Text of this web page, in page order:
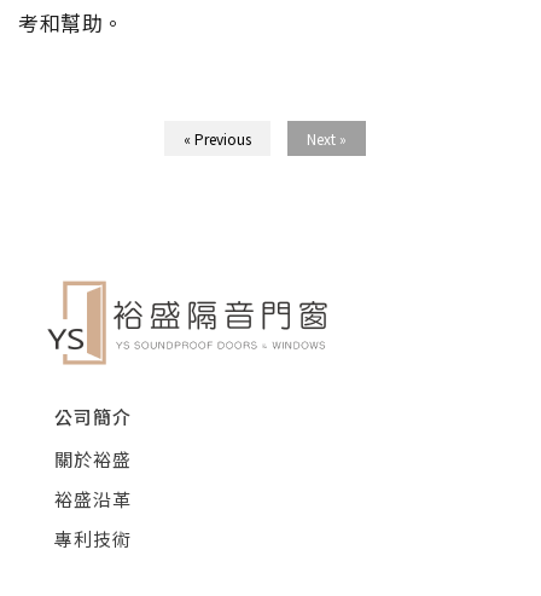
考和幫助。
« Previous Next »
公司簡介
關於裕盛
裕盛沿革
專利技術